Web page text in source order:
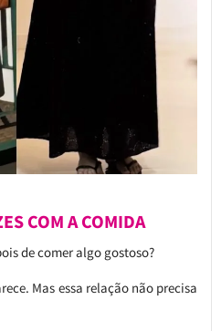
COM A COMIDA
de comer algo gostoso?
Mas essa relação não precisa